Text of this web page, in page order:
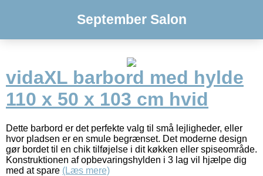
September Salon
vidaXL barbord med hylde
110 x 50 x 103 cm hvid
Dette barbord er det perfekte valg til små lejligheder, eller
hvor pladsen er en smule begrænset. Det moderne design
gør bordet til en chik tilføjelse i dit køkken eller spiseområde.
Konstruktionen af opbevaringshylden i 3 lag vil hjælpe dig
med at spare (Læs mere)